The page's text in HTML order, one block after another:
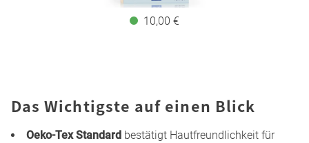
10,00 €
Das Wichtigste auf einen Blick
Oeko-Tex Standard bestätigt Hautfreundlichkeit für